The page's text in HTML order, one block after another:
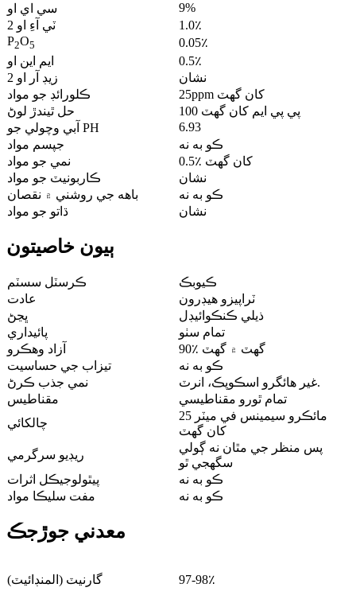
سي اي او
9%
ٽي آءِ او 2
1.0٪
P2O5
0.05٪
ايم اين او
0.5٪
زيڊ آر او 2
نشان
ڪلورائڊ جو مواد
25ppm کان گهٽ
حل ٿيندڙ لوڻ
100 پي پي ايم کان گهٽ
آبي وچولي جو PH
6.93
جپسم مواد
ڪو به نه
نمي جو مواد
0.5٪ کان گهٽ
ڪاربونيٽ جو مواد
نشان
باهه جي روشني ۾ نقصان
ڪو به نه
ڌاتو جو مواد
نشان
ٻيون خاصيتون
ڪرسٽل سسٽم
ڪيوبڪ
عادت
ٽراپيزو هيڊرون
ڀڃڻ
ذيلي ڪنڪوائيڊل
پائيداري
تمام سٺو
آزاد وهڪرو
90٪ گھٽ ۾ گھٽ
تيزاب جي حساسيت
ڪو به نه
نمي جذب ڪرڻ
غير هائگرو اسڪوپڪ، انرٽ.
مقناطيس
تمام ٿورو مقناطيسي
چالکائي
25 مائڪرو سيمينس في ميٽر
کان گهٽ
ريڊيو سرگرمي
پس منظر جي مٿان نه ڳولي
سگهجي ٿو
پيٿولوجيڪل اثرات
ڪو به نه
مفت سليڪا مواد
ڪو به نه
معدني جوڙجڪ
گارنيٽ (المنڊائيٽ) 97-98٪